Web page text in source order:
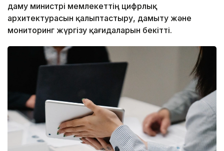
даму министрі мемлекеттің цифрлық
архитектурасын қалыптастыру, дамыту және
мониторинг жүргізу қағидаларын бекітті.